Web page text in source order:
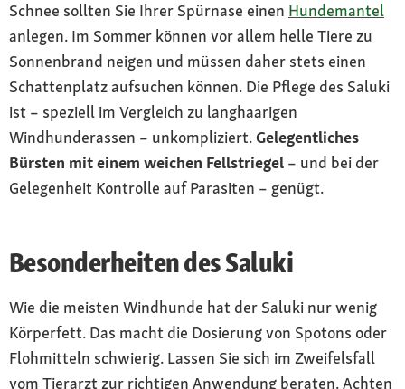
Schnee sollten Sie Ihrer Spürnase einen Hundemantel
anlegen. Im Sommer können vor allem helle Tiere zu
Sonnenbrand neigen und müssen daher stets einen
Schattenplatz aufsuchen können. Die Pflege des Saluki
ist – speziell im Vergleich zu langhaarigen
Windhunderassen – unkompliziert.Gelegentliches
Bürsten mit einem weichen Fellstriegel – und bei der
Gelegenheit Kontrolle auf Parasiten – genügt.
Besonderheiten des Saluki
Wie die meisten Windhunde hat der Saluki nur wenig
Körperfett. Das macht die Dosierung von Spotons oder
Flohmitteln schwierig. Lassen Sie sich im Zweifelsfall
vom Tierarzt zur richtigen Anwendung beraten. Achten